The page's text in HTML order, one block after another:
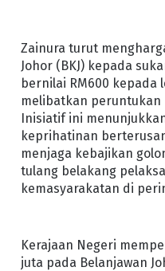
Zainura turut
Johor (BKJ) kepada
bernilai RM600 kepada
melibatkan peruntukan
Inisiatif ini
keprihatinan
menjaga kebajikan
tulang belakang
kemasyarakatan di
Kerajaan Negeri
juta pada Belanjawan